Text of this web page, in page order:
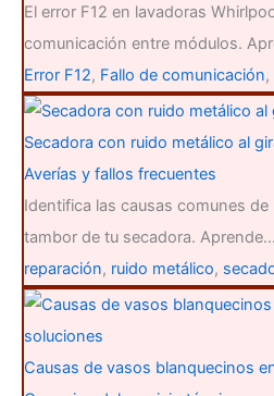
El error F12 en lavadoras
comunicación entre módulos.
Error F12, Fallo de comunicación,
Secadora con ruido metálico al
Averías y fallos frecuentes
Identifica las causas comunes
tambor de tu secadora. Aprende…
reparación, ruido metálico,
Causas de vasos blanquecinos